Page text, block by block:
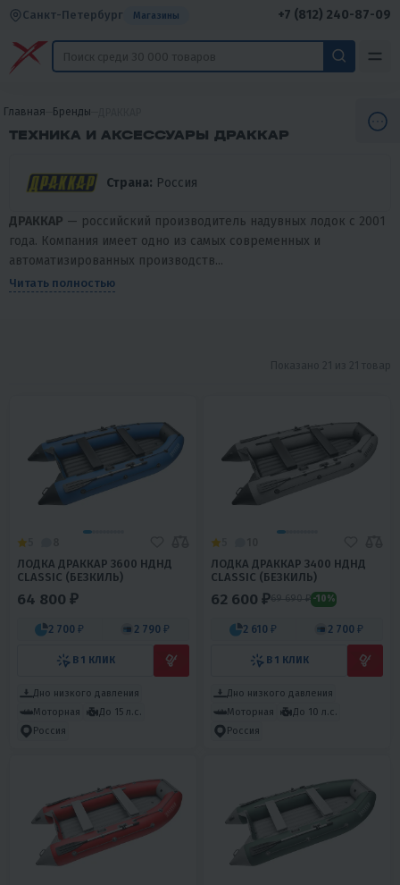
Санкт-Петербург Магазины +7 (812) 240-87-09
Главная Бренды
ТЕХНИКА И АКСЕССУАРЫ ДРАККАР
Страна: Россия
ДРАККАР — российский производитель надувных лодок с 2001
года. Компания имеет одно из самых современных и
автоматизированных производств...
Читать полностью
ЛОДКА ДРАККАР 3600 НДНД
CLASSIC (БЕЗКИЛЬ)
64 800 ₽
2 700 ₽ 2 790 ₽
В 1 КЛИК
Дно низкого давления
Моторная
До 15 л.с.
Россия
ЛОДКА ДРАККАР 3400 НДНД
CLASSIC (БЕЗКИЛЬ)
62 600 ₽69 690 ₽ -10%
2 610 ₽ 2 700 ₽
В 1 КЛИК
Дно низкого давления
Моторная
До 10 л.с.
Россия